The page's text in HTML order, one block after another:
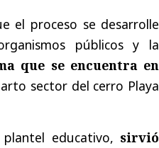
el proceso se desarrolle
públicos y la
que se encuentra en
sector del cerro Playa
educativo, sirvió